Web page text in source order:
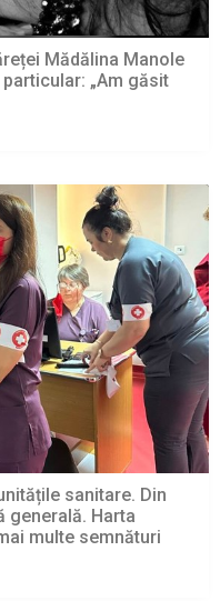
Mădălina Manole
„Am găsit
sanitare. Din
generală. Harta
multe semnături